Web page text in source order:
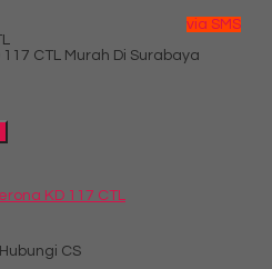
via SMS
KD 117 CTL
CS